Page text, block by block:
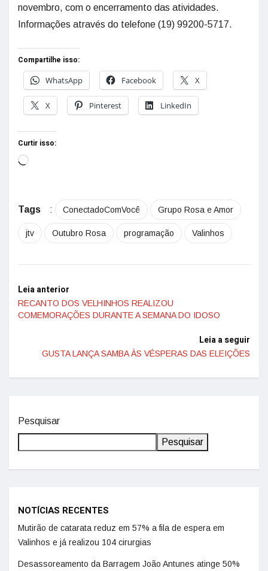
novembro, com o encerramento das atividades.
Informações através do telefone (19) 99200-5717.
Compartilhe isso:
WhatsApp
Facebook X
X Pinterest LinkedIn
Curtir isso:
Tags : ConectadoComVocê Grupo Rosa e Amor
jtv Outubro Rosa programação Valinhos
Leia anterior
RECANTO DOS VELHINHOS REALIZOU
COMEMORAÇÕES DURANTE A SEMANA DO IDOSO
Leia a seguir
GUSTA LANÇA SAMBA ÀS VÉSPERAS DAS ELEIÇÕES
Pesquisar
Pesquisar
NOTÍCIAS RECENTES
Mutirão de catarata reduz em 57% a fila de espera em
Valinhos e já realizou 104 cirurgias
Desassoreamento da Barragem João Antunes atinge 50%